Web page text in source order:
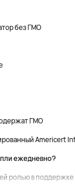
без ГМО
ГМО
Americert
ежедневно?
ролью в